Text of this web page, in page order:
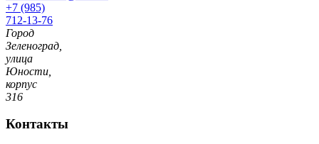
+7 (985)
712-13-76
Город
Зеленоград,
улица
Юности,
корпус
316
Контакты